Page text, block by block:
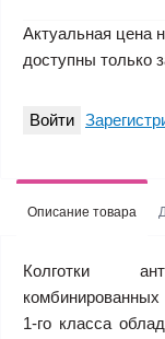
Актуальная цена
доступны только
Войти
Описание товара
Колготки
1-го класса